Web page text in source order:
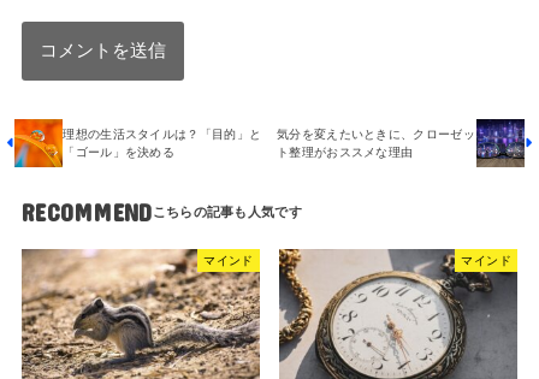
理想の生活スタイルは？「目的」と
「ゴール」を決める
気分を変えたいときに、クローゼッ
ト整理がおススメな理由
RECOMMEND
マインド マインド